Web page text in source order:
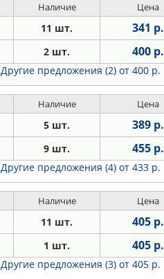
Наличие Цена
11 шт. 341 р.
2 шт. 400 р.
Другие предложения (2) от 400 р.
Наличие Цена
5 шт. 389 р.
9 шт. 455 р.
Другие предложения (4) от 433 р.
Наличие Цена
11 шт. 405 р.
1 шт. 405 р.
Другие предложения (3) от 405 р.